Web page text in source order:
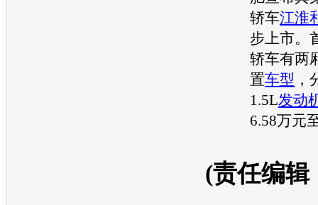
轿车江淮
步上市。
轿车有两
置车型
1.5L发动
6.58万元
(责任编辑